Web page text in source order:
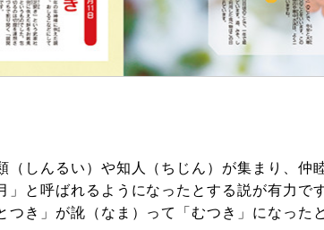
（しんるい）や知人（ちじん）が集まり、仲
」と呼ばれるようになったとする説が有力で
つき」が訛（なま）って「むつき」になった